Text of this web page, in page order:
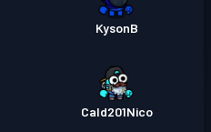
KysonB
Cald201Nico